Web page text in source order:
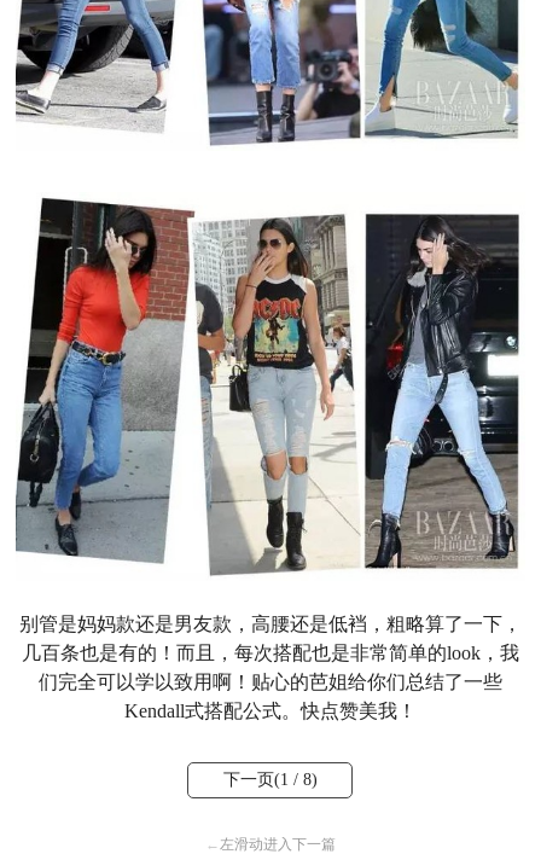
别管是妈妈款还是男友款，高腰还是低裆，粗略算了一下，
几百条也是有的！而且，每次搭配也是非常简单的look，我
们完全可以学以致用啊！贴心的芭姐给你们总结了一些
Kendall式搭配公式。快点赞美我！
下一页(1 / 8)
←左滑动进入下一篇